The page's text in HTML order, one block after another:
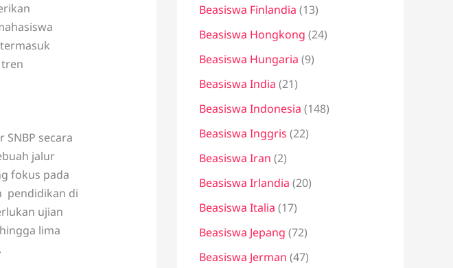
secara
jalur
fokus pada
pendidikan di
ujian
lima
Beasiswa Finlandia (13)
Beasiswa Hongkong (24)
Beasiswa Hungaria (9)
Beasiswa India (21)
Beasiswa Indonesia (148)
Beasiswa Inggris (22)
Beasiswa Iran (2)
Beasiswa Irlandia (20)
Beasiswa Italia (17)
Beasiswa Jepang (72)
Beasiswa Jerman (47)